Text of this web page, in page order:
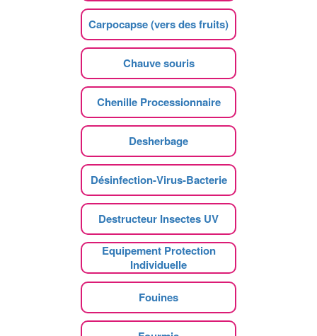
Carpocapse (vers des fruits)
Chauve souris
Chenille Processionnaire
Desherbage
Désinfection-Virus-Bacterie
Destructeur Insectes UV
Equipement Protection
Individuelle
Fouines